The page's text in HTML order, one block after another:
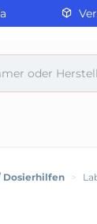
Dosierhilfen >